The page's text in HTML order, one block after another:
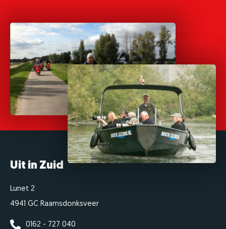
Uit in Zuid
Lunet 2
4941 GC Raamsdonksveer
0162 - 727 040